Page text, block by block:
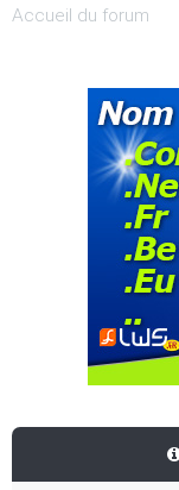
Accueil du forum